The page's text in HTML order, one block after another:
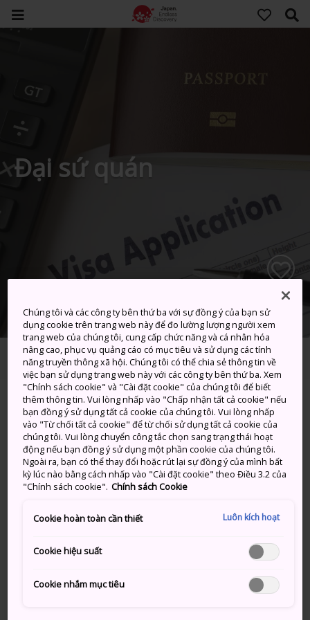
Đại sứ quán
TRANG CHỦ Giúp bạn lên kế hoạch Đại sứ quán
Giữ liên lạc với đại sứ quán
hoặc lãnh sự quán của mình
Không hẳn là bạn sẽ cần liên hệ đến đại sứ quán hoặc
lãnh sự quán trong suốt thời gian đang ở Nhật. Tuy
nhiên, trong một số trường hợp nhất định - mất hộ
chiếu, các trường hợp khẩn cấp, thảm họa thiên
nhiên, v.v... - thì cần thiết phải giữ liên lạc. Bạn rất nên
ghi chú lại địa chỉ đại sứ quán của mình và các thông
tin liên lạc có liên quan khác.
Tra cứu địa chỉđại sứ quán hoặc lãnh sự quán
đặt
Chúng tôi và các công ty bên thứ ba với sự đồng ý của bạn sử
dụng cookie trên trang web này để đo lường lượng người xem
trang web của chúng tôi, cung cấp chức năng và cá nhân hóa
nâng cao, phục vụ quảng cáo có mục tiêu và sử dụng các tính
năng truyền thông xã hội. Chúng tôi có thể chia sẻ thông tin về
việc bạn sử dụng trang web này với các công ty bên thứ ba. Xem
"Chính sách cookie" và "Cài đặt cookie" của chúng tôi để biết
thêm thông tin. Vui lòng nhấp vào "Chấp nhận tất cả cookie" nếu
bạn đồng ý sử dụng tất cả cookie của chúng tôi. Vui lòng nhấp
vào "Từ chối tất cả cookie" để từ chối sử dụng tất cả cookie của
chúng tôi. Vui lòng chuyển công tắc chọn sang trạng thái hoạt
động nếu bạn đồng ý sử dụng một phần cookie của chúng tôi.
Ngoài ra, bạn có thể thay đổi hoặc rút lại sự đồng ý của mình bất
kỳ lúc nào bằng cách nhấp vào "Cài đặt cookie" theo Điều 3.2 của
"Chính sách cookie". Chính sách Cookie
Cookie hoàn toàn cần thiết Luôn kích hoạt
Cookie hiệu suất
Cookie nhắm mục tiêu